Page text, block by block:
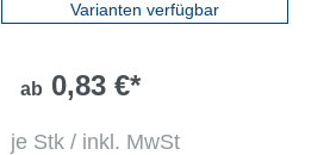
Varianten verfügbar
ab 0,83 €*
je Stk / inkl. MwSt